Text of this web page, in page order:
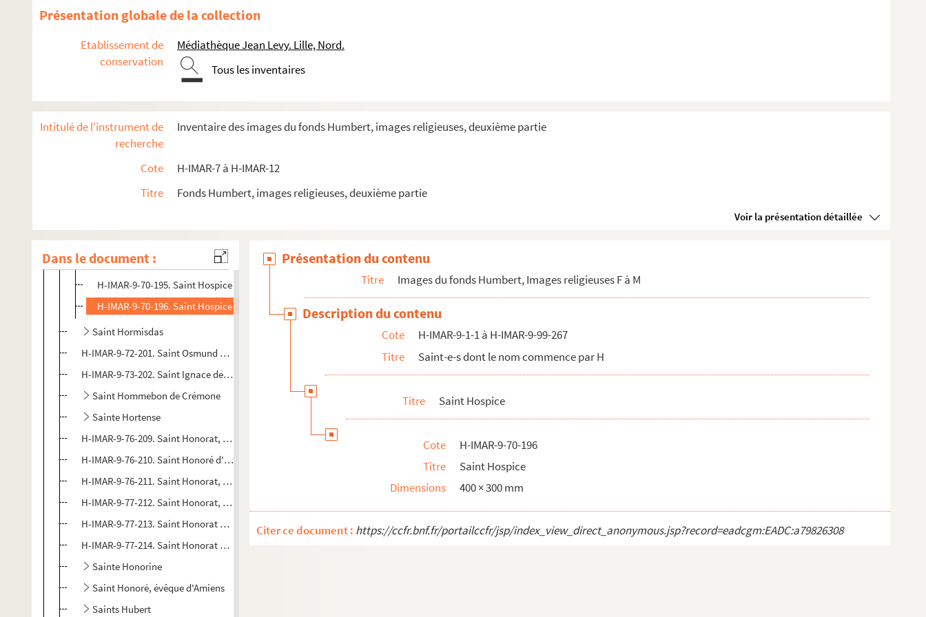
Présentation globale de la collection
Etablissement de
conservation
Médiathèque Jean Levy. Lille, Nord.
Tous les inventaires
Intitulé de l'instrument de
recherche
Inventaire des images du fonds Humbert, images religieuses, deuxième partie
Cote
H-IMAR-7 à H-IMAR-12
Titre
Fonds Humbert, images religieuses, deuxième partie
Voir la présentation détaillée
Dans le document :
H-IMAR-9-62-180. Saint ildephonse, archevêque de Tolède
H-IMAR-9-62-181. Saint ildephonse, archevêque de Tolède
H-IMAR-9-63-182. Sainte Hiltrude
Sainte Hildegarde
H-IMAR-9-68-189. Saint Hypace, moine en Bithynie
H-IMAR-9-69-191. Saint Hor
H-IMAR-9-70-193. Saint Hospice
H-IMAR-9-70-194. Saint Hospice
H-IMAR-9-70-195. Saint Hospice
H-IMAR-9-70-196. Saint Hospice
Saint Hormisdas
H-IMAR-9-72-201. Saint Osmund ou Osmond, évêque anglais de Salisbury
H-IMAR-9-73-202. Saint Ignace de Loyola voit au Mont-Cassin l’âme de Diego de Hoces entrer au Ciel
Saint Hommebon de Crémone
Sainte Hortense
H-IMAR-9-76-209. Saint Honorat, évêque d'Arles
H-IMAR-9-76-210. Saint Honoré d'Amiens (?)
H-IMAR-9-76-211. Saint Honorat, évêque d'Arles
H-IMAR-9-77-212. Saint Honorat, abbé et confesseur (?)
H-IMAR-9-77-213. Saint Honorat et saint Livertin
H-IMAR-9-77-214. Saint Honorat et saint Livertin
Sainte Honorine
Saint Honoré, évêque d'Amiens
Saints Hubert
Présentation du contenu
Titre Images du fonds Humbert, Images religieuses F à M
Description du contenu
Cote
H-IMAR-9-1-1 à H-IMAR-9-99-267
Titre
Saint-e-s dont le nom commence par H
Titre Saint Hospice
Cote
H-IMAR-9-70-196
Titre
Saint Hospice
Dimensions
400 × 300 mm
Citer ce document : https://ccfr.bnf.fr/portailccfr/jsp/index_view_direct_anonymous.jsp?record=eadcgm:EADC:a79826308